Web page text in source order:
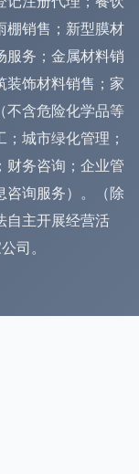
棚销售；新型膜材
服务；金属材料销
装饰材料销售；家
不含危险化学品等
城市绿化管理；
财务咨询；企业管
咨询服务）。（除
自主开展经营活
司。